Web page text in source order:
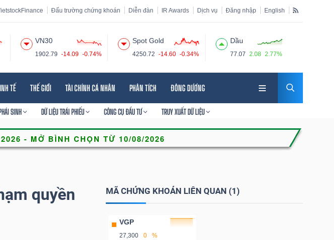
Đấu trường chứng khoán Diễn đàn IR Awards Dịch vụ Đăng nhập English
VN30
1902.79 -14.09 -0.74%
Spot Gold
4250.72 -14.60 -0.34%
Dầu
77.07 2.08 2.77%
TẾ THẾ GIỚI TÀI CHÍNH CÁ NHÂN PHÂN TÍCH ĐÔNG DƯƠNG
SINH DỮ LIỆU TRÁI PHIẾU CÔNG CỤ ĐẦU TƯ TRUY XUẤT DỮ LIỆU
quyền
MÃ CHỨNG KHOÁN LIÊN QUAN (1)
VGP
27,300 0 %